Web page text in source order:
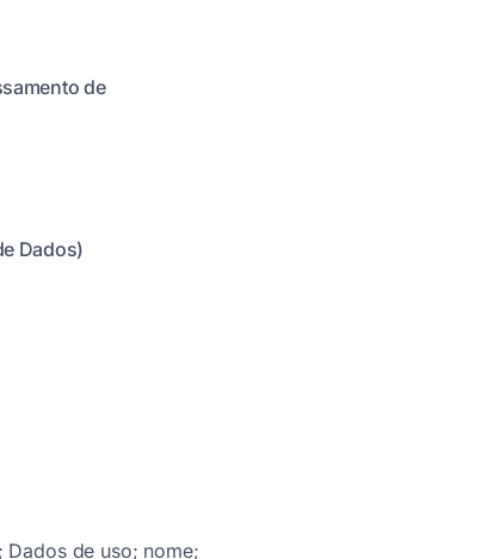
de
Dados)
Dados de uso; nome;